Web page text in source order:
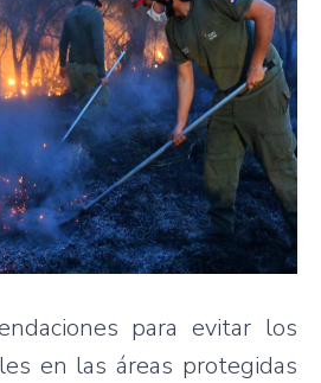
para evitar los
en las áreas protegidas